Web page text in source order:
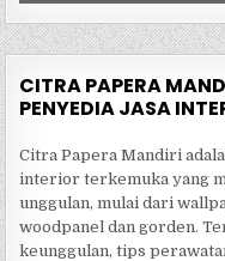
CITRA PAPERA
PENYEDIA JASA
Citra Papera Mandiri
interior terkemuka yang
unggulan, mulai dari
woodpanel dan gorden.
keunggulan, tips